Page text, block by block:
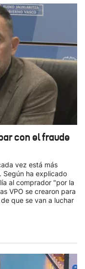
con el fraude
vez está más
Según ha explicado
al comprador "por la
VPO se crearon para
que se van a luchar